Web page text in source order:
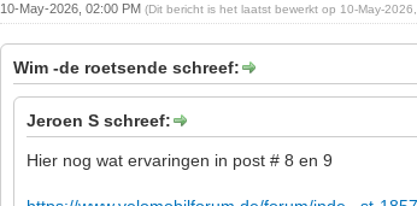
10-May-2026, 02:00 PM(Dit bericht is het laatst bewerkt op 10-May-
Wim -de roetsende schreef:
Jeroen S schreef:
Hier nog wat ervaringen in post # 8 en 9